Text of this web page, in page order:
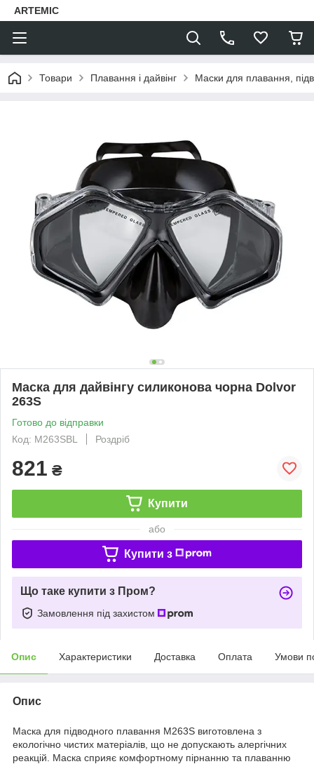
ARTEMIC
Товари Плавання і дайвінг Маски для плавання,
Маска для дайвінгу силиконова чорна Dolvor
263S
Готово до відправки
Код: M263SBL
Роздріб
821 ₴
Купити
або
Купити з
Що таке купити з Пром?
Замовлення під захистом
Опис Характеристики Доставка Оплата Умови
Опис
Маска для підводного плавання M263S виготовлена з
екологічно чистих матеріалів, що не допускають алергічних
реакцій. Маска сприяє комфортному пірнанню та плаванню